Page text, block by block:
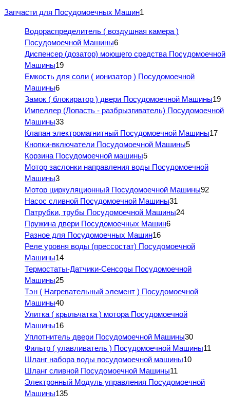
Запчасти для Посудомоечных Машин1
Водораспределитель ( воздушная камера )
Посудомоечной Машины6
Диспенсер (дозатор) моющего средства Посудомоечной
Машины19
Емкость для соли ( ионизатор ) Посудомоечной
Машины6
Замок ( блокиратор ) двери Посудомоечной Машины19
Импеллер (Лопасть - разбрызгиватель) Посудомоечной
Машины33
Клапан электромагнитный Посудомоечной Машины17
Кнопки-включатели Посудомоечной Машины5
Корзина Посудомоечной машины5
Мотор заслонки направления воды Посудомоечной
Машины3
Мотор циркуляционный Посудомоечной Машины92
Насос сливной Посудомоечной Машины31
Патрубки, трубы Посудомоечной Машины24
Пружина двери Посудомоечных Машин6
Разное для Посудомоечных Машин16
Реле уровня воды (прессостат) Посудомоечной
Машины14
Термостаты-Датчики-Сенсоры Посудомоечной
Машины25
Тэн ( Нагревательный элемент ) Посудомоечной
Машины40
Улитка ( крыльчатка ) мотора Посудомоечной
Машины16
Уплотнитель двери Посудомоечной Машины30
Фильтр ( улавливатель ) Посудомоечной Машины11
Шланг набора воды посудомоечной машины10
Шланг сливной Посудомоечной Машины11
Электронный Модуль управления Посудомоечной
Машины135